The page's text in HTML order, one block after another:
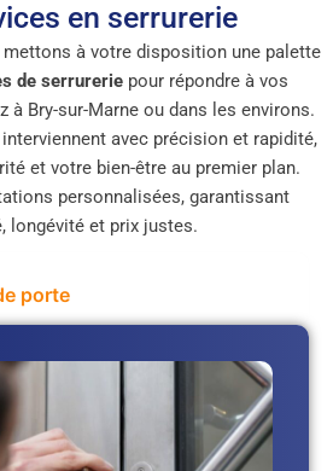
en serrurerie
mettons à votre disposition une palette
de serrurerie pour répondre à vos
à Bry-sur-Marne ou dans les environs.
avec précision et rapidité,
et votre bien-être au premier plan.
personnalisées, garantissant
longévité et prix justes.
porte